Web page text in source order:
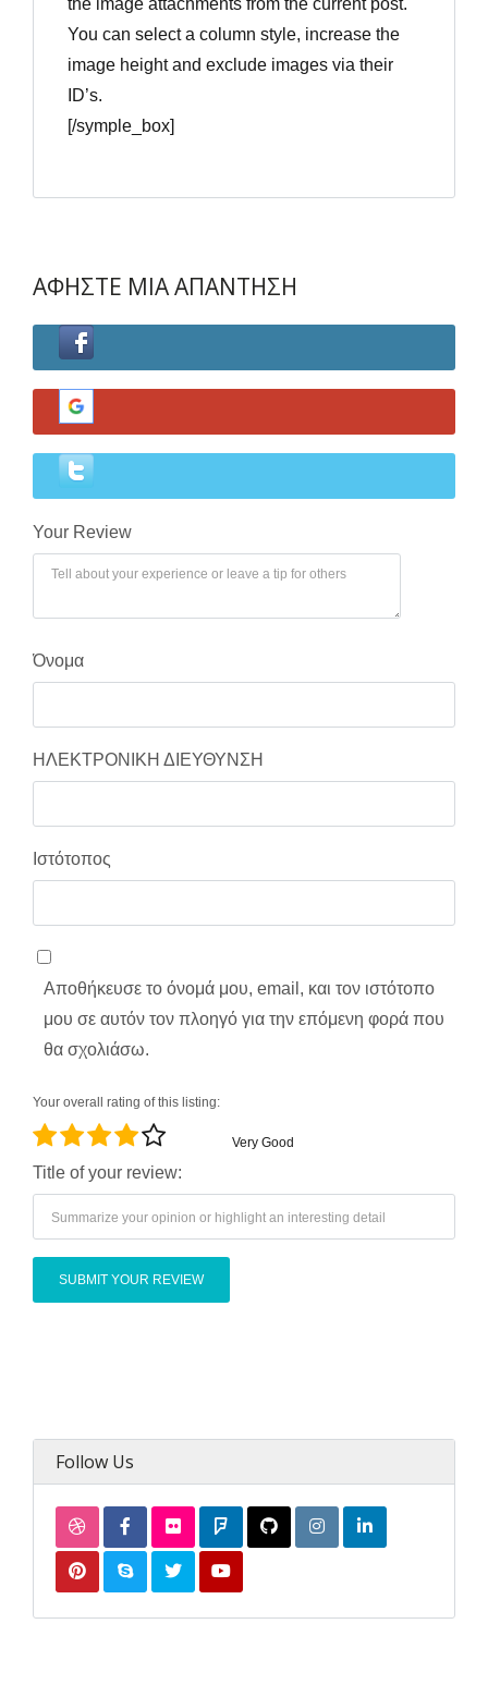
the image attachments from the current post.
You can select a column style, increase the
image height and exclude images via their
ID’s.
[/symple_box]
ΑΦΗΣΤΕ ΜΙΑ ΑΠΑΝΤΗΣΗ
Your Review
Όνομα
ΗΛΕΚΤΡΟΝΙΚΗ ΔΙΕΥΘΥΝΣΗ
Ιστότοπος
Αποθήκευσε το όνομά μου, email, και τον ιστότοπο
μου σε αυτόν τον πλοηγό για την επόμενη φορά που
θα σχολιάσω.
Your overall rating of this listing:
Very Good
Title of your review:
Follow Us